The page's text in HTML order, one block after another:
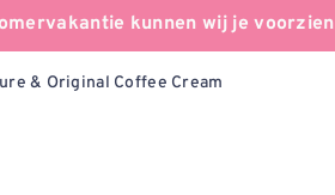
kunnen wij je
& Original Coffee Cream